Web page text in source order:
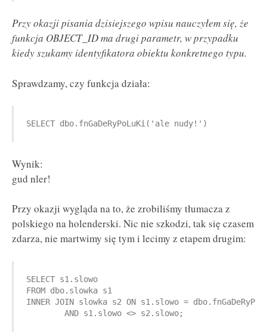
Przy okazji pisania dzisiejszego wpisu nauczyłem się, że
funkcja OBJECT_ID ma drugi parametr, w przypadku
kiedy szukamy identyfikatora obiektu konkretnego typu.
Sprawdzamy, czy funkcja działa:
SELECT dbo.fnGaDeRyPoLuKi('ale nudy!')
Wynik:
gud nler!
Przy okazji wygląda na to, że zrobiliśmy tłumacza z
polskiego na holenderski. Nic nie szkodzi, tak się czasem
zdarza, nie martwimy się tym i lecimy z etapem drugim:
SELECT s1.slowo
FROM dbo.slowka s1
INNER JOIN slowka s2 ON s1.slowo =